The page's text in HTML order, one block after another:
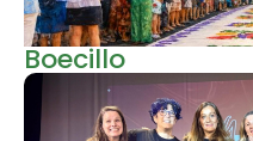
Boecillo